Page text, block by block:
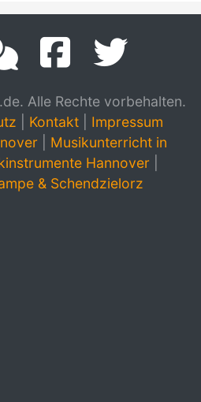
Alle Rechte vorbehalten.
Kontakt
Impressum
Musikunterricht in
Hannover
& Schendzielorz